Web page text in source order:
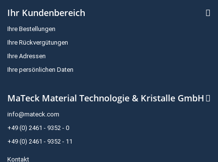
Ihr Kundenbereich
Ihre Bestellungen
Ihre Rückvergütungen
Ihre Adressen
Ihre persönlichen Daten
MaTeck Material Technologie & Kristalle GmbH
info@mateck.com
+49 (0) 2461 - 9352 - 0
+49 (0) 2461 - 9352 - 11
Kontakt